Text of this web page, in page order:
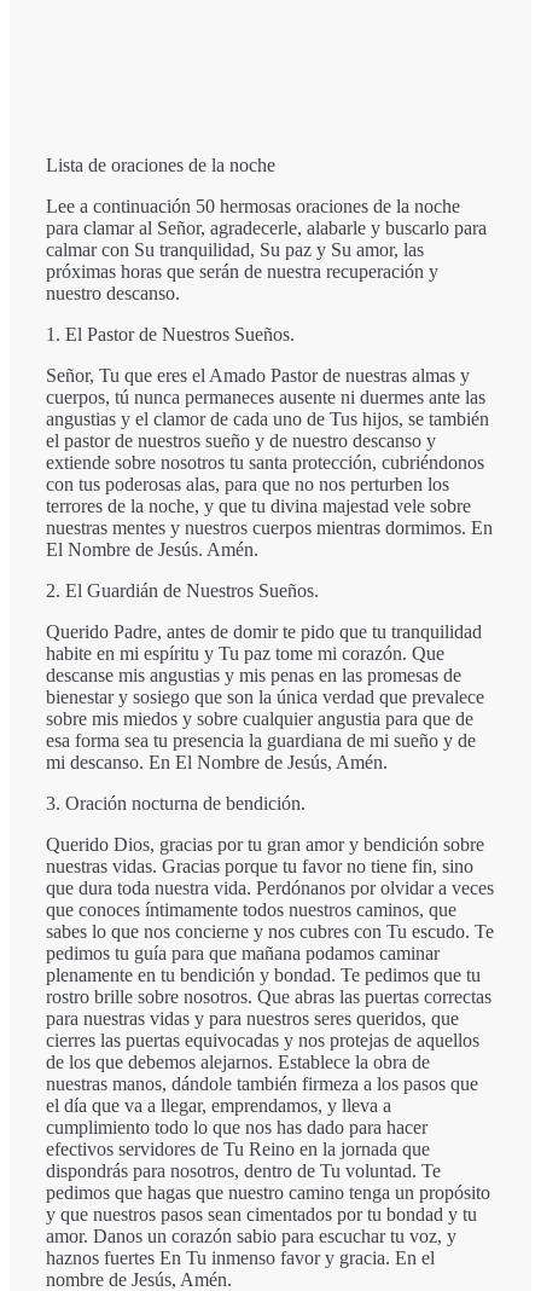
Lista de oraciones de la noche
Lee a continuación 50 hermosas oraciones de la noche
para clamar al Señor, agradecerle, alabarle y buscarlo para
calmar con Su tranquilidad, Su paz y Su amor, las
próximas horas que serán de nuestra recuperación y
nuestro descanso.
1. El Pastor de Nuestros Sueños.
Señor, Tu que eres el Amado Pastor de nuestras almas y
cuerpos, tú nunca permaneces ausente ni duermes ante las
angustias y el clamor de cada uno de Tus hijos, se también
el pastor de nuestros sueño y de nuestro descanso y
extiende sobre nosotros tu santa protección, cubriéndonos
con tus poderosas alas, para que no nos perturben los
terrores de la noche, y que tu divina majestad vele sobre
nuestras mentes y nuestros cuerpos mientras dormimos. En
El Nombre de Jesús. Amén.
2. El Guardián de Nuestros Sueños.
Querido Padre, antes de domir te pido que tu tranquilidad
habite en mi espíritu y Tu paz tome mi corazón. Que
descanse mis angustias y mis penas en las promesas de
bienestar y sosiego que son la única verdad que prevalece
sobre mis miedos y sobre cualquier angustia para que de
esa forma sea tu presencia la guardiana de mi sueño y de
mi descanso. En El Nombre de Jesús, Amén.
3. Oración nocturna de bendición.
Querido Dios, gracias por tu gran amor y bendición sobre
nuestras vidas. Gracias porque tu favor no tiene fin, sino
que dura toda nuestra vida. Perdónanos por olvidar a veces
que conoces íntimamente todos nuestros caminos, que
sabes lo que nos concierne y nos cubres con Tu escudo. Te
pedimos tu guía para que mañana podamos caminar
plenamente en tu bendición y bondad. Te pedimos que tu
rostro brille sobre nosotros. Que abras las puertas correctas
para nuestras vidas y para nuestros seres queridos, que
cierres las puertas equivocadas y nos protejas de aquellos
de los que debemos alejarnos. Establece la obra de
nuestras manos, dándole también firmeza a los pasos que
el día que va a llegar, emprendamos, y lleva a
cumplimiento todo lo que nos has dado para hacer
efectivos servidores de Tu Reino en la jornada que
dispondrás para nosotros, dentro de Tu voluntad. Te
pedimos que hagas que nuestro camino tenga un propósito
y que nuestros pasos sean cimentados por tu bondad y tu
amor. Danos un corazón sabio para escuchar tu voz, y
haznos fuertes En Tu inmenso favor y gracia. En el
nombre de Jesús, Amén.